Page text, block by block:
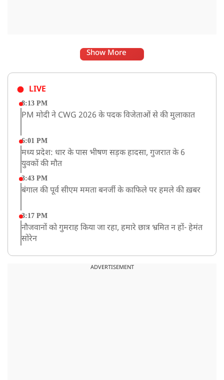
Show More
LIVE
8:13 PM
PM मोदी ने CWG 2026 के पदक विजेताओं से की मुलाकात
6:01 PM
मध्य प्रदेश: धार के पास भीषण सड़क हादसा, गुजरात के 6
युवकों की मौत
3:43 PM
बंगाल की पूर्व सीएम ममता बनर्जी के काफिले पर हमले की ख़बर
3:17 PM
नौजवानों को गुमराह किया जा रहा, हमारे छात्र भ्रमित न हों- हेमंत
सोरेन
बारामती में निजी ट्रेनिंग विमान दुर्घटनाग्रस्त, किसी के घायल होने
ADVERTISEMENT